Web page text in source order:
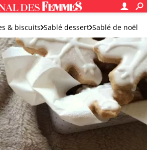
& biscuits Sablé dessert Sablé de noël